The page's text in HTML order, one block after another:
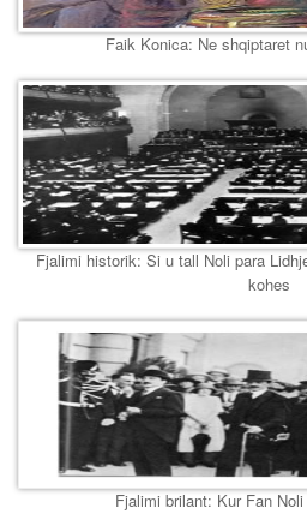
Faik Konica: Ne shqiptaret
Fjalimi historik: Si u tall Noli para
kohes
Fjalimi brilant: Kur Fan